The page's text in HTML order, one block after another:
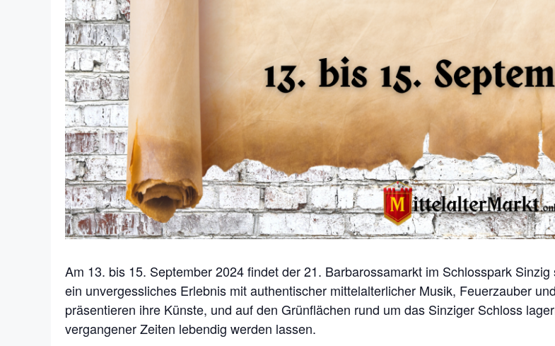
Am 13. bis 15. September 2024 findet der 21. Barbarossamarkt im Schlosspark
ein unvergessliches Erlebnis mit authentischer mittelalterlicher Musik, Feuerzauber
präsentieren ihre Künste, und auf den Grünflächen rund um das Sinziger Schloss
vergangener Zeiten lebendig werden lassen.